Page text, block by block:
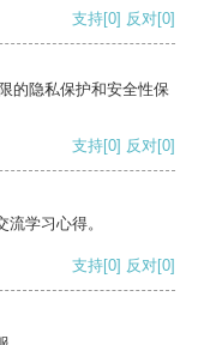
支持[0] 反对[0]
的隐私保护和安全性保
支持[0] 反对[0]
学习心得。
支持[0] 反对[0]